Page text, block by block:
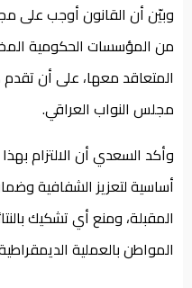
وبيّن أن القانون أوجب على
من المؤسسات الحكومية
المتعاقد معها، على أن
مجلس النواب العراقي.
وأكد السعدي أن الالتزام
أساسية لتعزيز الشفافية
المقبلة، ومنع أي تشكيك
المواطن بالعملية